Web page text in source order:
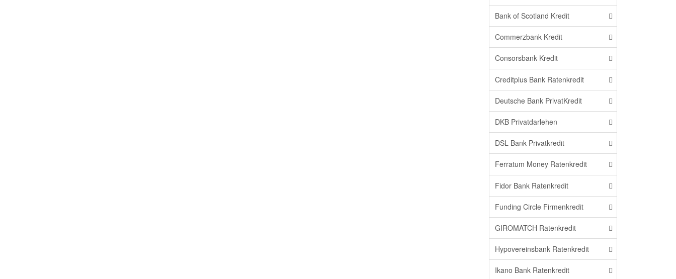
Bank of Scotland Kredit
Commerzbank Kredit
Consorsbank Kredit
Creditplus Bank Ratenkredit
Deutsche Bank PrivatKredit
DKB Privatdarlehen
DSL Bank Privatkredit
Ferratum Money Ratenkredit
Fidor Bank Ratenkredit
Funding Circle Firmenkredit
GIROMATCH Ratenkredit
Hypovereinsbank Ratenkredit
Ikano Bank Ratenkredit